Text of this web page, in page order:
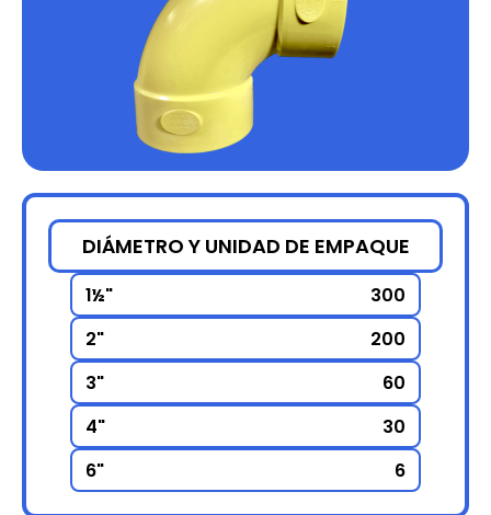
DIÁMETRO Y UNIDAD DE EMPAQUE
1½"
300
2"
200
3"
60
4"
30
6"
6